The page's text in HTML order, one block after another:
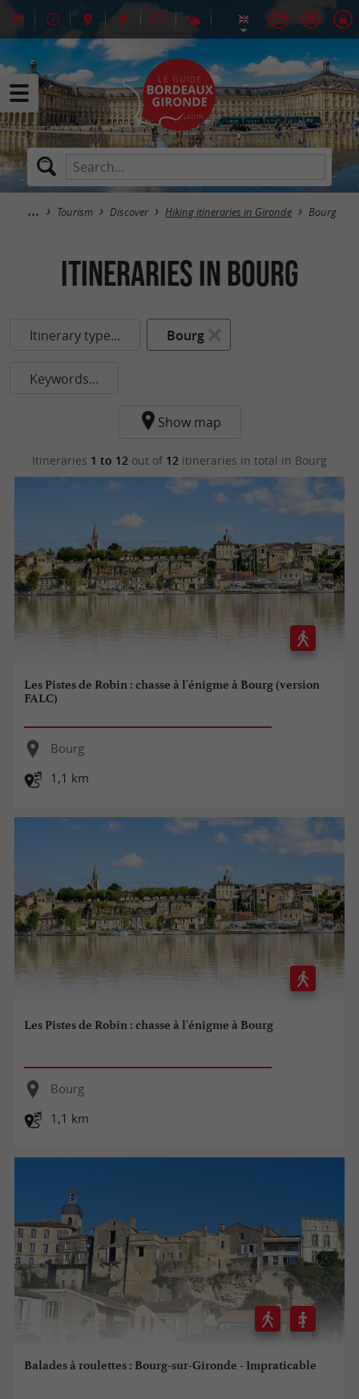
Tourism Discover Hiking itineraries in Gironde Bourg
itineraries in Bourg
Itinerary type... Bourg
Keywords...
Show map
Itineraries 1 to 12 out of 12 itineraries in total in Bourg
Les Pistes de Robin : chasse à l'énigme à Bourg (version
FALC)
Bourg
1,1 km
Les Pistes de Robin : chasse à l'énigme à Bourg
Bourg
1,1 km
Balades à roulettes : Bourg-sur-Gironde - Impraticable